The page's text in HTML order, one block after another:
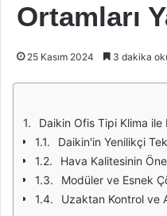
Ortamları
25 Kasım 2024 3 dakika
Daikin Ofis Tipi Klima ile
Daikin'in Yenilikçi
Hava Kalitesinin
Modüler ve Esnek
Uzaktan Kontrol ve